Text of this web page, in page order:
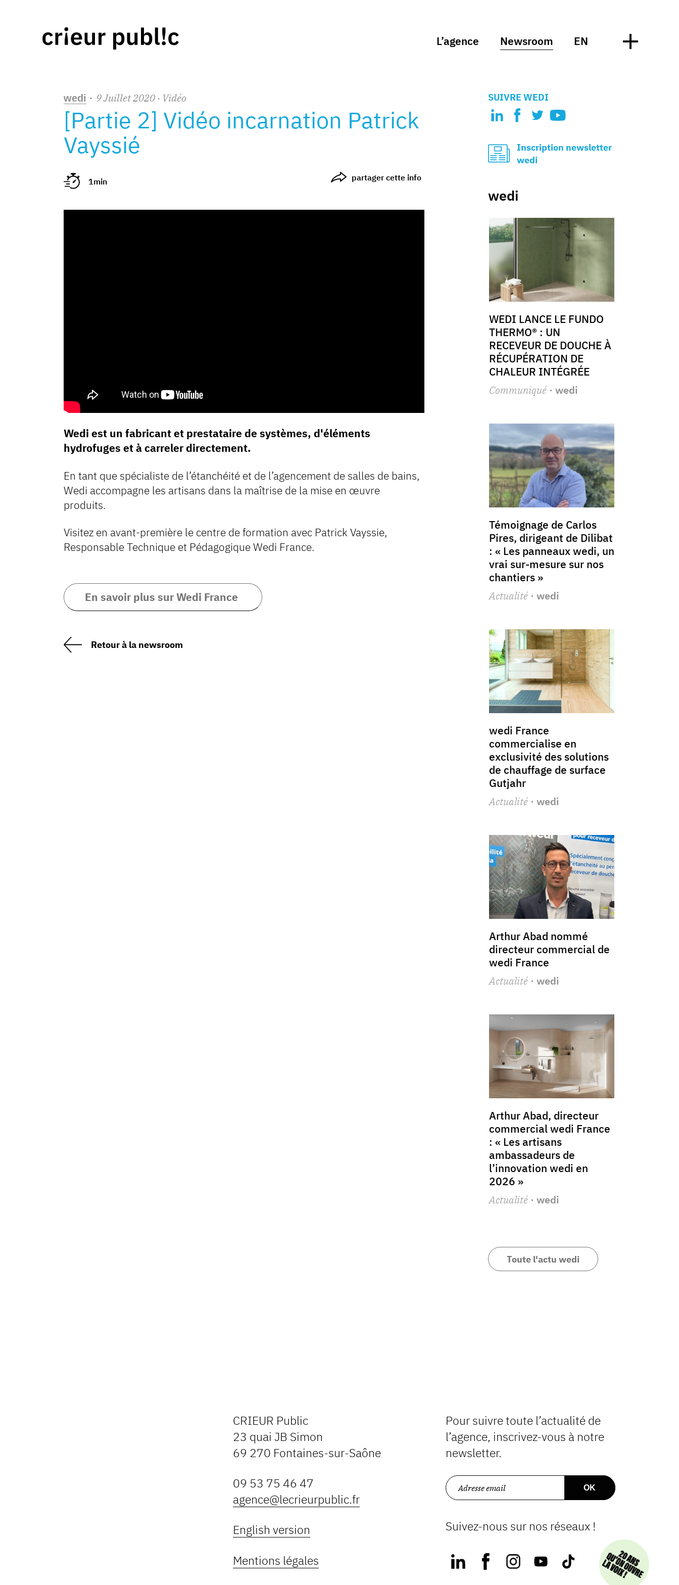
L’agence Newsroom EN
wedi · 9Juillet2020 · Vidéo
[Partie 2] Vidéo incarnation Patrick
Vayssié
1min partager cette info
Wedi est un fabricant et prestataire de systèmes, d'éléments
hydrofuges et à carreler directement.
En tant que spécialiste de l’étanchéité et de l’agencement de salles de bains,
Wedi accompagne les artisans dans la maîtrise de la mise en œuvre
produits.
Visitez en avant-première le centre de formation avec Patrick Vayssie,
Responsable Technique et Pédagogique Wedi France.
En savoir plus sur Wedi France
Retour à la newsroom
SUIVRE WEDI
Inscription newsletter
wedi
wedi
WEDI LANCE LE FUNDO
THERMO® : UN
RECEVEUR DE DOUCHE À
RÉCUPÉRATION DE
CHALEUR INTÉGRÉE
Communiqué· wedi
Témoignage de Carlos
Pires, dirigeant de Dilibat
: « Les panneaux wedi, un
vrai sur-mesure sur nos
chantiers »
Actualité· wedi
wedi France
commercialise en
exclusivité des solutions
de chauffage de surface
Gutjahr
Actualité· wedi
Arthur Abad nommé
directeur commercial de
wedi France
Actualité· wedi
Arthur Abad, directeur
commercial wedi France
: « Les artisans
ambassadeurs de
l’innovation wedi en
2026 »
Actualité· wedi
Toute l'actu wedi
CRIEUR Public
23 quai JB Simon
69 270 Fontaines-sur-Saône
09 53 75 46 47
agence@lecrieurpublic.fr
English version
Mentions légales
Pour suivre toute l’actualité de
l’agence, inscrivez-vous à notre
newsletter.
Suivez-nous sur nos réseaux !